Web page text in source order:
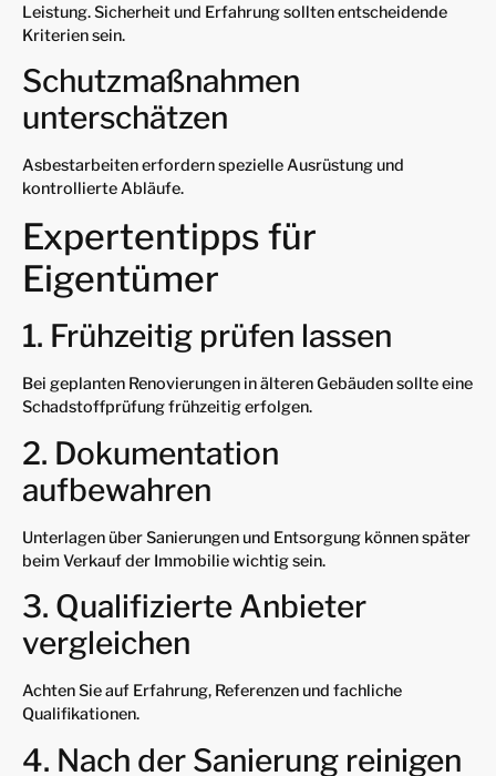
Leistung. Sicherheit und Erfahrung sollten entscheidende
Kriterien sein.
Schutzmaßnahmen
unterschätzen
Asbestarbeiten erfordern spezielle Ausrüstung und
kontrollierte Abläufe.
Expertentipps für
Eigentümer
1. Frühzeitig prüfen lassen
Bei geplanten Renovierungen in älteren Gebäuden sollte eine
Schadstoffprüfung frühzeitig erfolgen.
2. Dokumentation
aufbewahren
Unterlagen über Sanierungen und Entsorgung können später
beim Verkauf der Immobilie wichtig sein.
3. Qualifizierte Anbieter
vergleichen
Achten Sie auf Erfahrung, Referenzen und fachliche
Qualifikationen.
4. Nach der Sanierung reinigen